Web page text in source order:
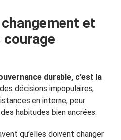
et
courage
durable, c’est la
décisions impopulaires,
en interne, peur
habitudes bien ancrées.
qu’elles doivent changer